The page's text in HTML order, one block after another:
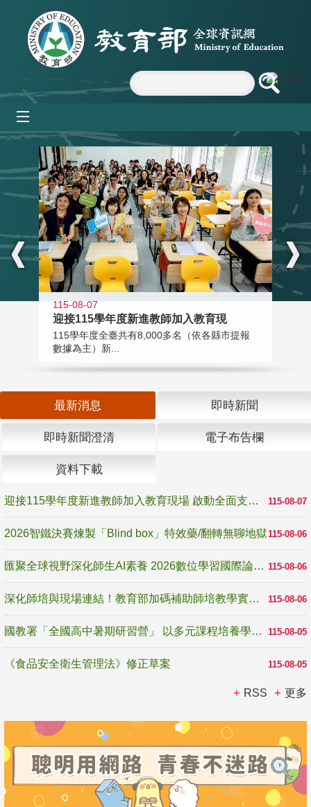
跳到主要內容區塊
:::
115-08-07
迎接115學年度新進教師加入教育現
115學年度全臺共有8,000多名（依各縣市提報
數據為主）新...
最新消息 即時新聞
即時新聞澄清 電子布告欄
資料下載
115-08-07
迎接115學年度新進教師加入教育現場 啟動全面支持陪伴
115-08-06
2026智鐵決賽煉製「Blind box」特效藥/翻轉無聊地獄
115-08-06
匯聚全球視野深化師生AI素養 2026數位學習國際論壇高雄登場
115-08-06
深化師培與現場連結！教育部加碼補助師培教學實踐研究 10月師培國際研討會交流教學實踐經驗
115-08-05
國教署「全國高中暑期研習營」 以多元課程培養學生瞭解誠信專業與倫理價值
115-08-05
《食品安全衛生管理法》修正草案
RSS 更多